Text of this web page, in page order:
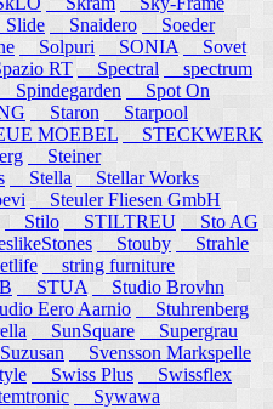
Snaidero
Soeder
Solpuri SONIA
Sovet
RT Spectral
spectrum
Spindegarden
Spot On
Staron
Starpool
MOEBEL
STECKWERK
Steiner
Stella Stellar Works
Steuler Fliesen GmbH
Stilo STILTREU
Sto AG
Stouby
Strahle
string furniture
STUA
Studio Brovhn
Eero Aarnio
Stuhrenberg
SunSquare
Supergrau
Svensson Markspelle
Swiss Plus
Swissflex
Sywawa